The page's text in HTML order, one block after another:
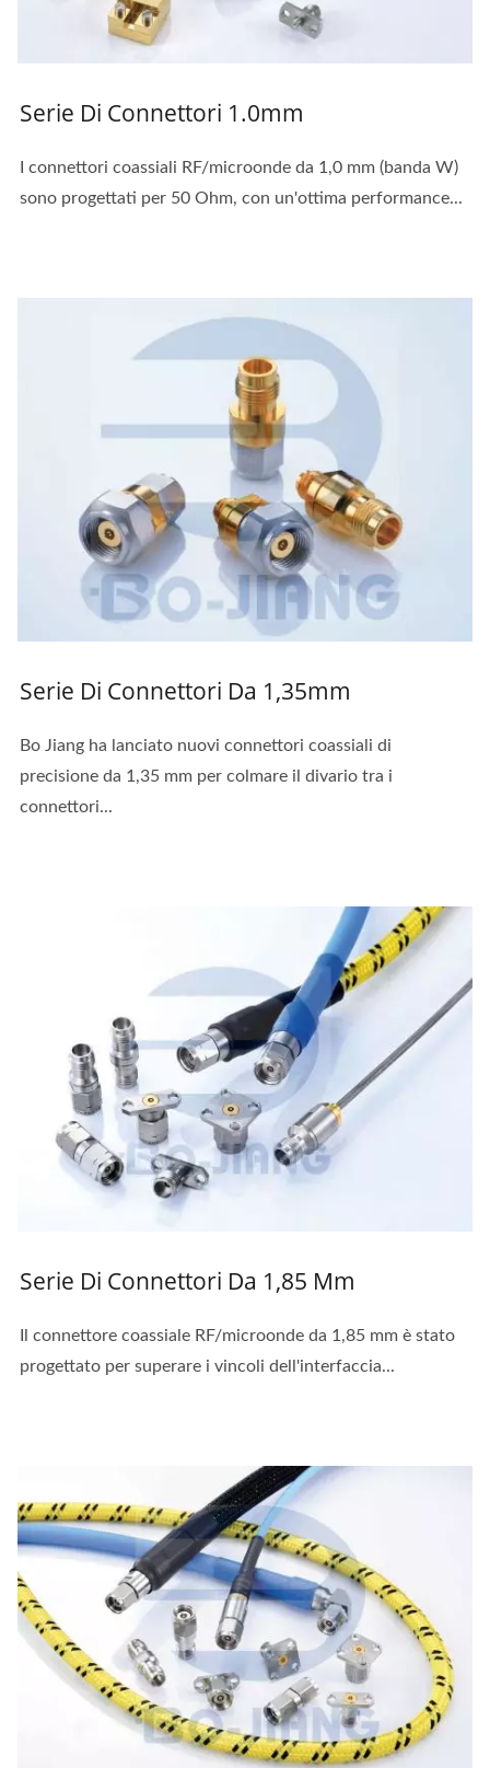
Serie Di Connettori 1.0mm
I connettori coassiali RF/microonde da 1,0 mm (banda W)
sono progettati per 50 Ohm, con un'ottima performance...
Serie Di Connettori Da 1,35mm
Bo Jiang ha lanciato nuovi connettori coassiali di
precisione da 1,35 mm per colmare il divario tra i
connettori...
Serie Di Connettori Da 1,85 Mm
Il connettore coassiale RF/microonde da 1,85 mm è stato
progettato per superare i vincoli dell'interfaccia...